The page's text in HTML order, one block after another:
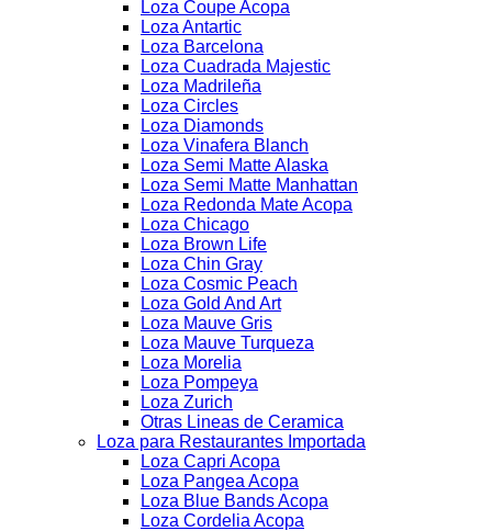
Loza Coupe Acopa
Loza Antartic
Loza Barcelona
Loza Cuadrada Majestic
Loza Madrileña
Loza Circles
Loza Diamonds
Loza Vinafera Blanch
Loza Semi Matte Alaska
Loza Semi Matte Manhattan
Loza Redonda Mate Acopa
Loza Chicago
Loza Brown Life
Loza Chin Gray
Loza Cosmic Peach
Loza Gold And Art
Loza Mauve Gris
Loza Mauve Turqueza
Loza Morelia
Loza Pompeya
Loza Zurich
Otras Lineas de Ceramica
Loza para Restaurantes Importada
Loza Capri Acopa
Loza Pangea Acopa
Loza Blue Bands Acopa
Loza Cordelia Acopa